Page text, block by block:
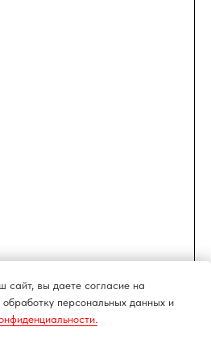
сайт, вы даете согласие на
персональных данных и